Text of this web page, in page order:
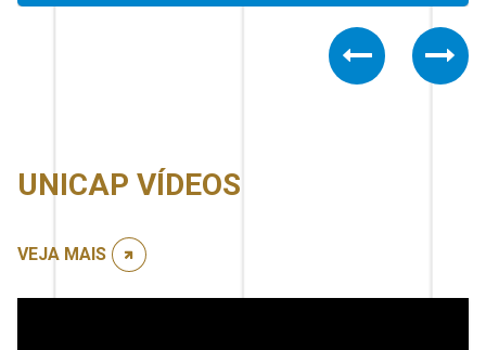
Previous
UNICAP VÍDEOS
VEJA MAIS